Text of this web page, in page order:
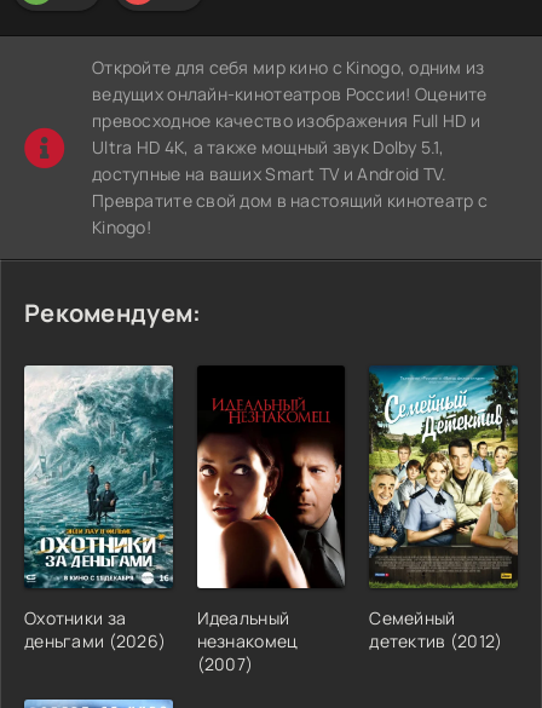
Откройте для себя мир кино с Kinogo, одним из
ведущих онлайн-кинотеатров России! Оцените
превосходное качество изображения Full HD и
Ultra HD 4K, а также мощный звук Dolby 5.1,
доступные на ваших Smart TV и Android TV.
Превратите свой дом в настоящий кинотеатр с
Kinogo!
Рекомендуем:
Охотники за
деньгами (2026)
Идеальный
незнакомец
(2007)
Семейный
детектив (2012)